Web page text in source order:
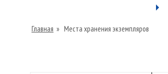
Главная » Места хранения экземпляров